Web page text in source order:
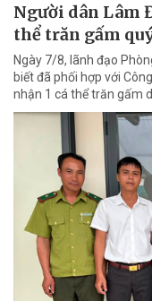
Người dân Lâm
thể trăn gấm
Ngày 7/8, lãnh đạo
biết đã phối hợp với
nhận 1 cá thể trăn gấm